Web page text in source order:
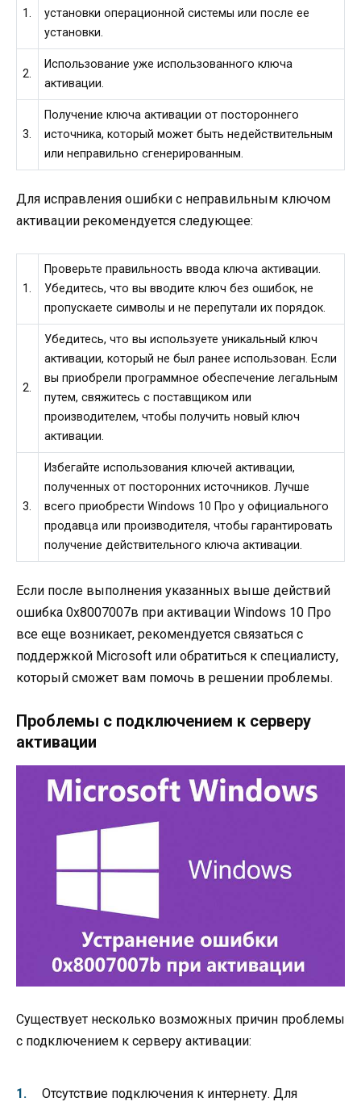
1.
установки операционной системы или после ее
установки.
2.
Использование уже использованного ключа
активации.
3.
Получение ключа активации от постороннего
источника, который может быть недействительным
или неправильно сгенерированным.
Для исправления ошибки с неправильным ключом
активации рекомендуется следующее:
1.
Проверьте правильность ввода ключа активации.
Убедитесь, что вы вводите ключ без ошибок, не
пропускаете символы и не перепутали их порядок.
2.
Убедитесь, что вы используете уникальный ключ
активации, который не был ранее использован. Если
вы приобрели программное обеспечение легальным
путем, свяжитесь с поставщиком или
производителем, чтобы получить новый ключ
активации.
3.
Избегайте использования ключей активации,
полученных от посторонних источников. Лучше
всего приобрести Windows 10 Про у официального
продавца или производителя, чтобы гарантировать
получение действительного ключа активации.
Если после выполнения указанных выше действий
ошибка 0х8007007в при активации Windows 10 Про
все еще возникает, рекомендуется связаться с
поддержкой Microsoft или обратиться к специалисту,
который сможет вам помочь в решении проблемы.
Проблемы с подключением к серверу
активации
Существует несколько возможных причин проблемы
с подключением к серверу активации:
Отсутствие подключения к интернету. Для